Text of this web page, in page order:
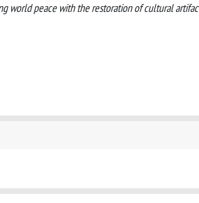
world peace with the restoration of cultural